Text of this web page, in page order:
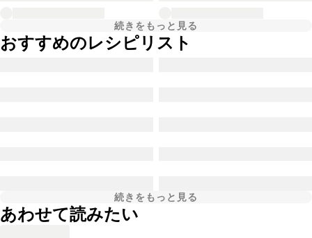
続きをもっと見る
おすすめのレシピリスト
続きをもっと見る
あわせて読みたい